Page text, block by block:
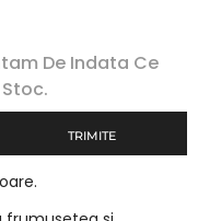
De Indata Ce
TRIMITE